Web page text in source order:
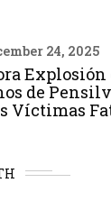
24, 2025
de
Víctimas